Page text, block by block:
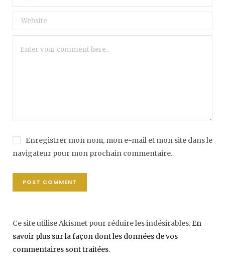
Enregistrer mon nom, mon e-mail et mon site dans le
navigateur pour mon prochain commentaire.
Ce site utilise Akismet pour réduire les indésirables.En
savoir plus sur la façon dont les données de vos
commentaires sont traitées.